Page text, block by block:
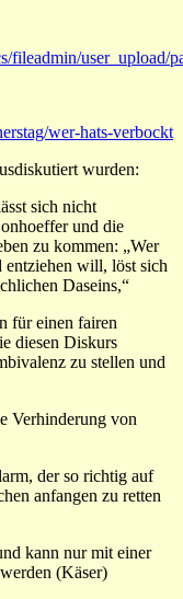
fileadmin/user_upload/
wer-hats-verbockt
wurden:
sich nicht
und die
zu kommen: „Wer
entziehen will, löst sich
Daseins,“
für einen fairen
diesen Diskurs
zu stellen und
Verhinderung von
der so richtig auf
anfangen zu retten
kann nur mit einer
(Käser)